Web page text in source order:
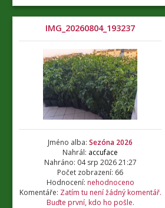
IMG_20260804_193237
Jméno alba: Sezóna 2026
Nahrál: accuface
Nahráno: 04 srp 2026 21:27
Počet zobrazení: 66
Hodnocení: nehodnoceno
Komentáře: Zatím tu není žádný komentář.
Buďte první, kdo ho pošle.